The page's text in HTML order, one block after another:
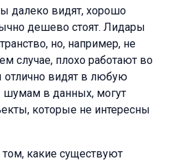
далеко видят, хорошо
дешево стоят. Лидары
но, например, не
случае, плохо работают во
видят в любую
шумам в данных, могут
которые не интересны
какие существуют